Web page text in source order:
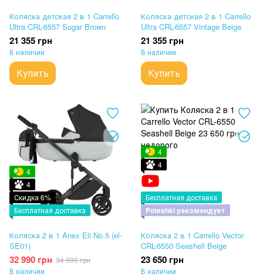
Коляска детская 2 в 1 Carrello
Ultra CRL-6557 Sugar Brown
21 355 грн
В наличии
Купить
Коляска детская 2 в 1 Carrello
Ultra CRL-6557 Vintage Beige
21 355 грн
В наличии
Купить
4
4
Скидка 6%
Бесплатная доставка
Коляска 2 в 1 Anex Eli No.5 (el-
SE01)
32 990 грн 34 990 грн
В наличии
4
4
Бесплатная доставка
Poteshki рекомендует
Коляска 2 в 1 Carrello Vector
CRL-6550 Seashell Beige
23 650 грн
В наличии